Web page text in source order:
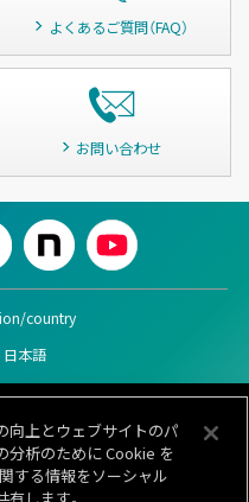
よくあるご質問（FAQ）
お問い合わせ
country
日本語
タマーハラスメント対応基本方針
お問い合わせ
向上とウェブサイトのパ
分析のために Cookie を
する情報をソーシャル